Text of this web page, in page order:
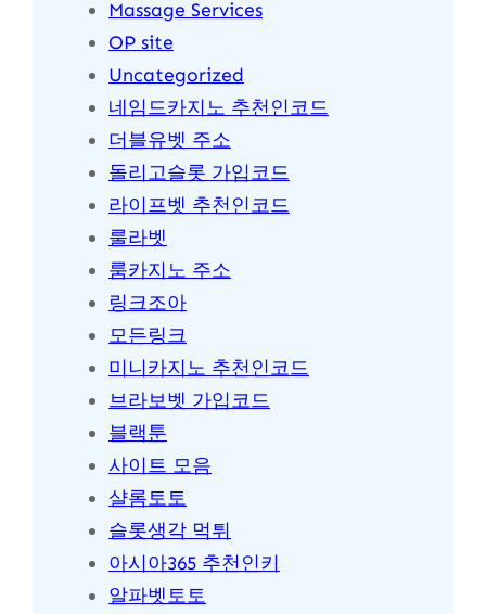
Massage Services
OP site
Uncategorized
네임드카지노 추천인코드
더블유벳 주소
돌리고슬롯 가입코드
라이프벳 추천인코드
룰라벳
룸카지노 주소
링크조아
모든링크
미니카지노 추천인코드
브라보벳 가입코드
블랙툰
사이트 모음
샬롬토토
슬롯생각 먹튀
아시아365 추천인키
알파벳토토